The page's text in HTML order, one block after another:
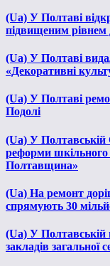
(Ua) У Полтаві
підвищеним рівнем
(Ua) У Полтаві
«Декоративні
(Ua) У Полтаві
Подолі
(Ua) У
реформи шкільного
Полтавщина»
(Ua) На ремонт
спрямують 30
(Ua) У Полтавській
закладів загальної